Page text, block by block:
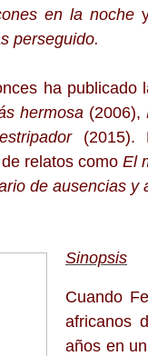
en la noche
perseguido.
ha publicado
hermosa (2006),
(2015).
relatos comoEl
de ausencias y
Sinopsis
Cuando
africanos
años en